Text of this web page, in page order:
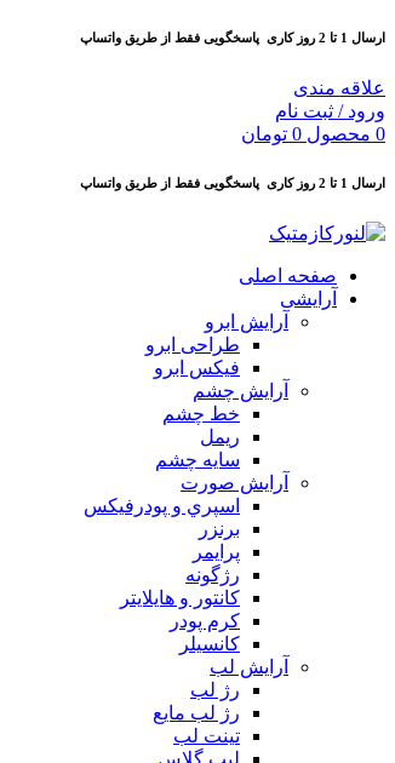
ارسال 1 تا 2 روز کاری پاسخگویی فقط از طریق واتساپ
علاقه مندی
ورود / ثبت نام
0 محصول 0 تومان
ارسال 1 تا 2 روز کاری پاسخگویی فقط از طریق واتساپ
صفحه اصلی
آرایشی
آرايش ابرو
طراحی ابرو
فیکس ابرو
آرايش چشم
خط چشم
ريمل
سايه چشم
آرايش صورت
اسپري و پودرفيكس
برنزر
پرايمر
رژگونه
كانتور و هايلايتر
كرم پودر
كانسيلر
آرايش لب
رژ لب
رژ لب مایع
تینت لب
لیپ گلاس